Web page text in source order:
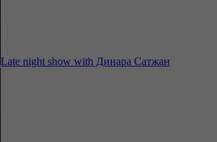
Late night show with Динара Сатжан